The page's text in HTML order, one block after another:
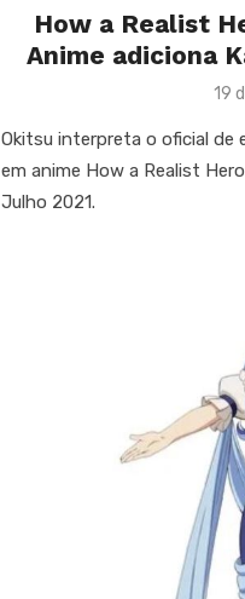
How a Realist
Anime adiciona
19
Okitsu interpreta o oficial de
em anime How a Realist
Julho 2021.